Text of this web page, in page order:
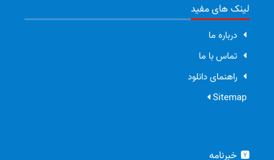
لینک های مفید
درباره ما
تماس با ما
راهنمای دانلود
Sitemap
خبرنامه